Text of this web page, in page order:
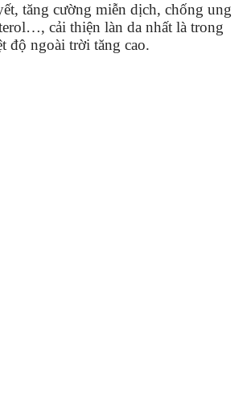
tăng cường miễn dịch, chống ung
cải thiện làn da nhất là trong
độ ngoài trời tăng cao.